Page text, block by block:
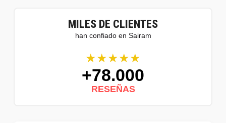
MILES DE CLIENTES
han confiado en Sairam
★★★★★
+78.000
RESEÑAS